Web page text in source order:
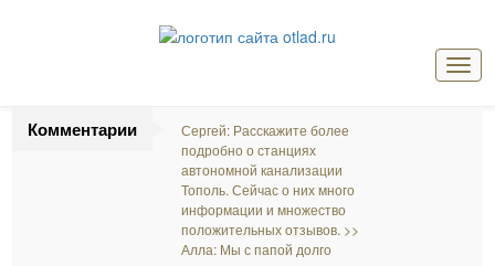
Комментарии
Сергей: Расскажите более
подробно о станциях
автономной канализации
Тополь. Сейчас о них много
информации и множество
положительных отзывов. >>
Алла: Мы с папой долго